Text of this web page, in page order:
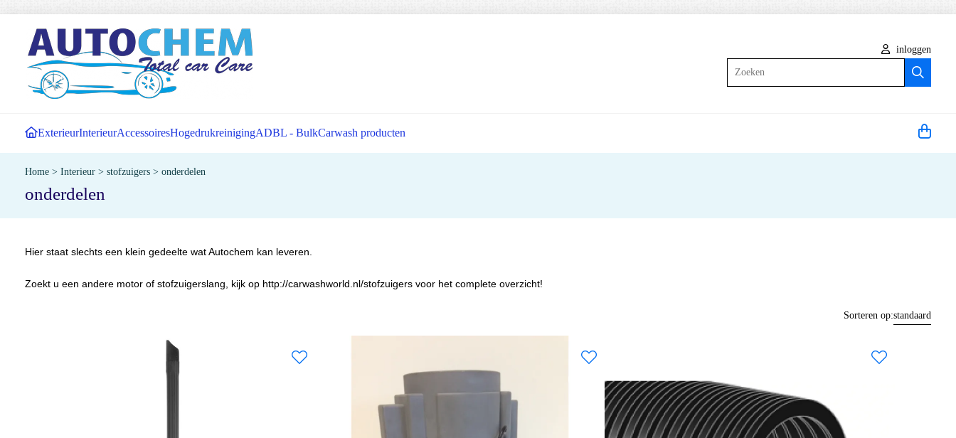
inloggen
ExterieurInterieurAccessoiresHogedrukreinigingADBL - BulkCarwash producten
Home > Interieur > stofzuigers > onderdelen
onderdelen
Hier staat slechts een klein gedeelte wat Autochem kan leveren.
Zoekt u een andere motor of stofzuigerslang, kijk op http://carwashworld.nl/stofzuigers voor het complete overzicht!
Sorteren op:standaard